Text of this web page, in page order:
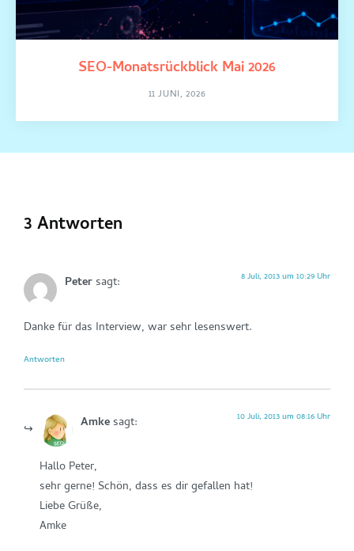
SEO-Monatsrückblick Mai 2026
11 JUNI, 2026
3 Antworten
Petersagt: 8 Juli, 2013 um 10:29 Uhr
Danke für das Interview, war sehr lesenswert.
Antworten
Amkesagt: 10 Juli, 2013 um 08:16 Uhr
Hallo Peter,
sehr gerne! Schön, dass es dir gefallen hat!
Liebe Grüße,
Amke